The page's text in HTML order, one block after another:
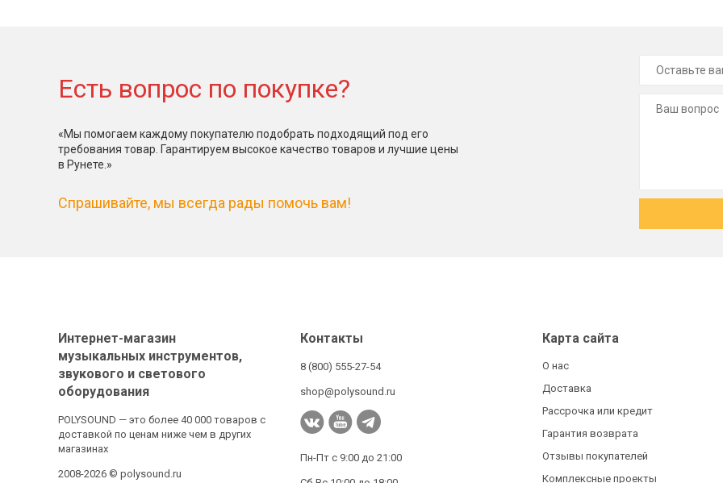
Есть вопрос по покупке?
«Мы помогаем каждому покупателю подобрать подходящий под его
требования товар. Гарантируем высокое качество товаров и лучшие цены
в Рунете.»
Спрашивайте, мы всегда рады помочь вам!
Интернет-магазин
музыкальных инструментов,
звукового и светового
оборудования
POLYSOUND — это более 40 000 товаров с
доставкой по ценам ниже чем в других
магазинах
2008-2026 © polysound.ru
Контакты
8 (800) 555-27-54
shop@polysound.ru
Пн-Пт с 9:00 до 21:00
Карта сайта
О нас
Доставка
Рассрочка или кредит
Гарантия возврата
Отзывы покупателей
Комплексные проекты